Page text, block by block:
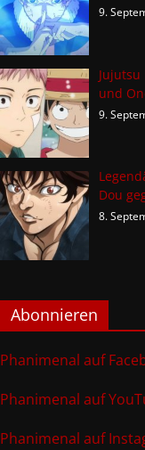
9.
und
9.
Dou
8.
Abonnieren
Phanimenal auf
Phanimenal auf
Phanimenal auf